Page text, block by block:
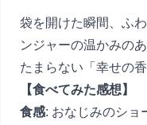
袋を開けた瞬間、ふ
ンジャーの温かみの
たまらない「幸せの香
【食べてみた感想】
食感: おなじみのショ